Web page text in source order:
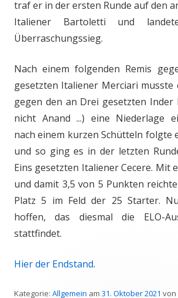
traf er in der ersten Runde auf den
Italiener Bartoletti und
Überraschungssieg.
Nach einem folgenden Remis
gesetzten Italiener Merciari musste
gegen den an Drei gesetzten Inder
nicht Anand ...) eine Niederlage
nach einem kurzen Schütteln folgte
und so ging es in der letzten
Eins gesetzten Italiener Cecere. Mit
und damit 3,5 von 5 Punkten
Platz 5 im Feld der 25 Starter.
hoffen, das diesmal die ELO-
stattfindet.
Hier der Endstand.
Kategorie: Allgemein am 31. Oktober 2021 von